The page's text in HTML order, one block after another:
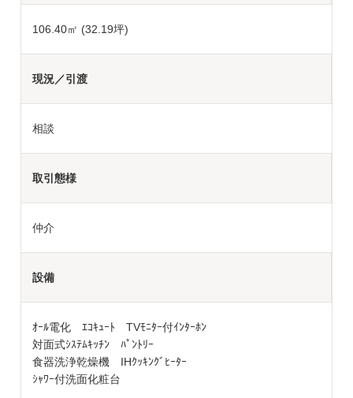
106.40㎡ (32.19坪)
現況／引渡
相談
取引態様
仲介
設備
ｵｰﾙ電化 ｴｺｷｭｰﾄ TVﾓﾆﾀｰ付ｲﾝﾀｰﾎﾝ
対面式ｼｽﾃﾑｷｯﾁﾝ ﾊﾟﾝﾄﾘｰ
食器洗浄乾燥機 IHｸｯｷﾝｸﾞﾋｰﾀｰ
ｼｬﾜｰ付洗面化粧台